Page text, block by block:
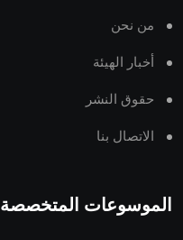
من نحن
أخبار الهيئة
حقوق النشر
الاتصال بنا
الموسوعات المتخصصة